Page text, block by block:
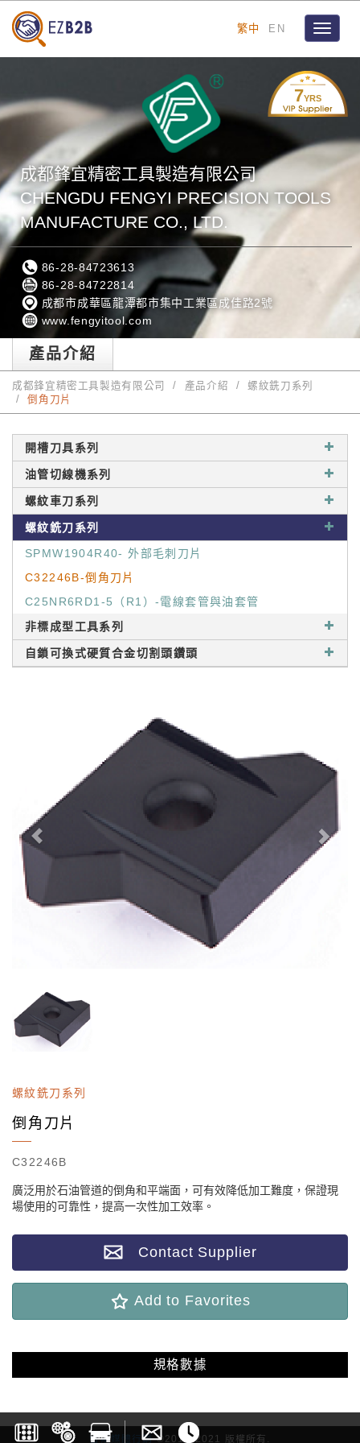
繁中 EN
Toggle
7YRS
成都鋒宜精密工具製造有限公司
CHENGDU FENGYI PRECISION TOOLS
MANUFACTURE CO., LTD.
86-28-84723613
86-28-84722814
成都市成華區龍潭都市集中工業區成佳路2號
www.fengyitool.com
產品介紹
成都鋒宜精密工具製造有限公司 產品介紹
螺紋銑刀系列
倒角刀片
開槽刀具系列
油管切線機系列
螺紋車刀系列
螺紋銑刀系列
SPMW1904R40- 外部毛刺刀片
C32246B-倒角刀片
C25NR6RD1-5（R1）-電線套管與油套管
非標成型工具系列
自鎖可換式硬質合金切割頭鑽頭
螺紋銑刀系列
倒角刀片
C32246B
廣泛用於石油管道的倒角和平端面，可有效降低加工難度，保證現
場使用的可靠性，提高一次性加工效率。
Contact Supplier
Add to Favorites
規格數據
雷斯媒體行銷©2017-2021 版權所有.